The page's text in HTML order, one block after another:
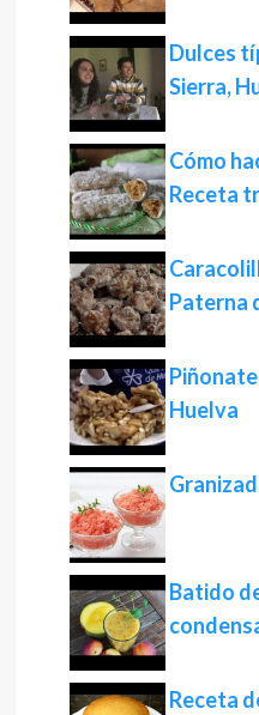
Dulces
Sierra,
Cómo
Receta
Paterna
Huelva
Batido
Receta